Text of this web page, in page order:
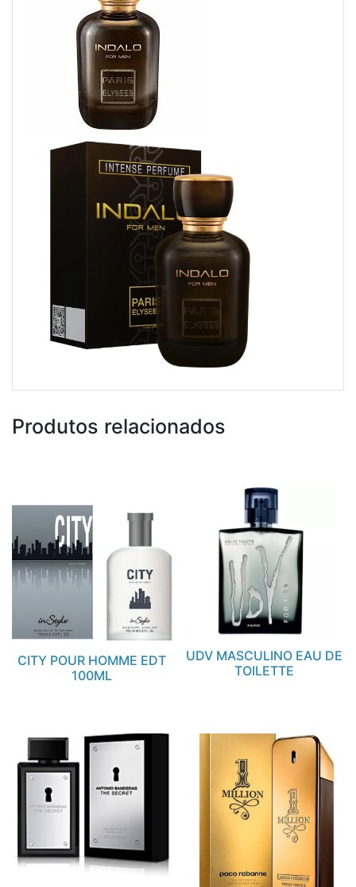
Produtos relacionados
CITY POUR HOMME EDT
100ML
UDV MASCULINO EAU DE
TOILETTE